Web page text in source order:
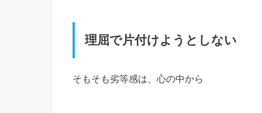
理屈で片付けようとしない
そもそも劣等感は、心の中から